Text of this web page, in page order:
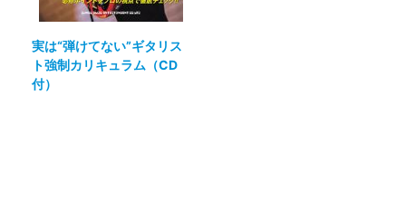
実は“弾けてない”ギタリス
ト強制カリキュラム（CD
付）